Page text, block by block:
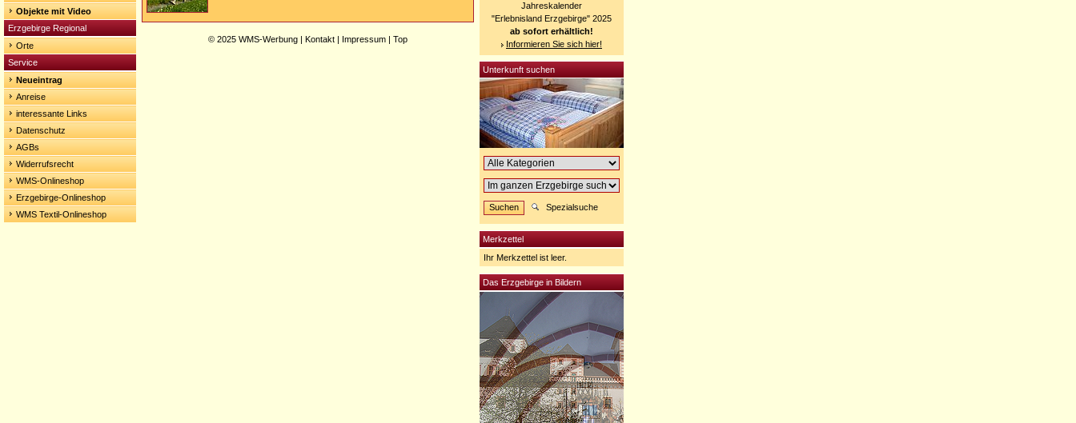
Objekte mit Video
Erzgebirge Regional
Orte
Service
Neueintrag
Anreise
interessante Links
Datenschutz
AGBs
Widerrufsrecht
WMS-Onlineshop
Erzgebirge-Onlineshop
WMS Textil-Onlineshop
© 2025 WMS-Werbung | Kontakt | Impressum | Top
Jahreskalender
"Erlebnisland Erzgebirge" 2025
ab sofort erhältlich!
Informieren Sie sich hier!
Unterkunft suchen
Spezialsuche
Merkzettel
Ihr Merkzettel ist leer.
Das Erzgebirge in Bildern